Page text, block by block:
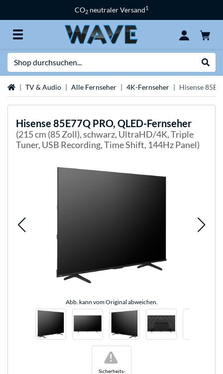
CO2 neutraler Versand1
StartseiteTV & Audio Alle Fernseher 4K-Fernseher Hisense
Hisense 85E77Q PRO, QLED-Fernseher
(215 cm (85 Zoll), schwarz, UltraHD/4K, Triple
Tuner, USB Recording, Time Shift, 144Hz Panel)
Abb. kann vom Original abweichen.
Sicherheits-
!